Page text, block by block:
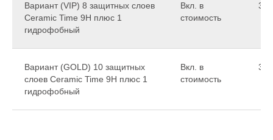
Вариант (VIP) 8 защитных слоев
Ceramic Time 9H плюс 1
гидрофобный
Вкл. в
стоимость
34
Вариант (GOLD) 10 защитных
слоев Ceramic Time 9H плюс 1
гидрофобный
Вкл. в
стоимость
39